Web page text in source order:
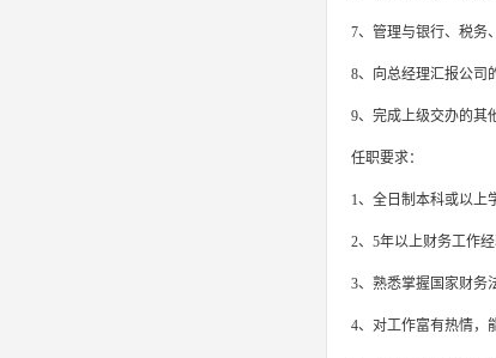
7、管理与银行、税务
8、向总经理汇报公司
9、完成上级交办的其
任职要求：
1、全日制本科或以上
2、5年以上财务工作
3、熟悉掌握国家财务
4、对工作富有热情，